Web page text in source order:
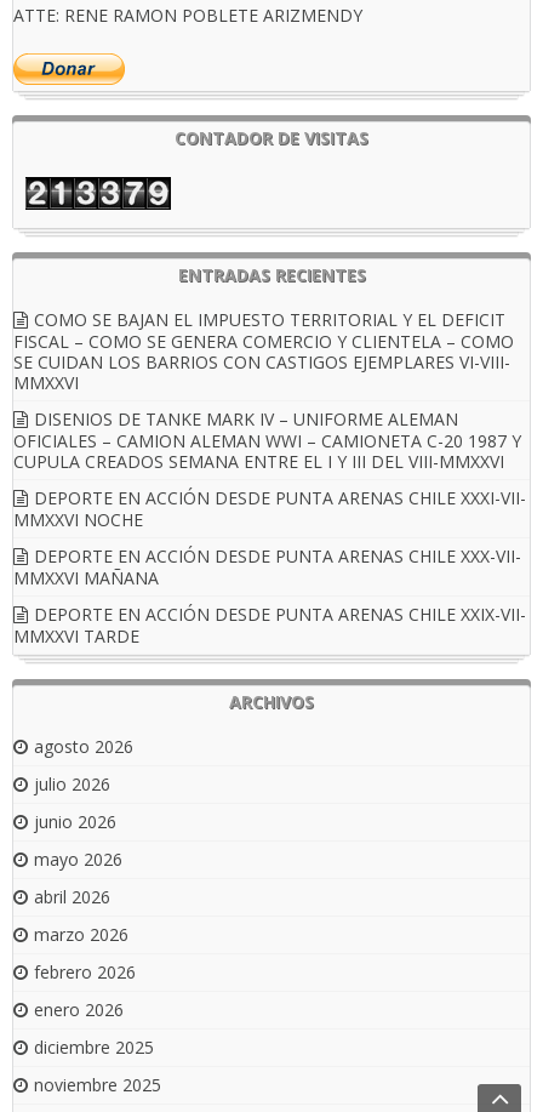
ATTE: RENE RAMON POBLETE ARIZMENDY
CONTADOR DE VISITAS
ENTRADAS RECIENTES
COMO SE BAJAN EL IMPUESTO TERRITORIAL Y EL DEFICIT
FISCAL – COMO SE GENERA COMERCIO Y CLIENTELA – COMO
SE CUIDAN LOS BARRIOS CON CASTIGOS EJEMPLARES VI-VIII-
MMXXVI
DISENIOS DE TANKE MARK IV – UNIFORME ALEMAN
OFICIALES – CAMION ALEMAN WWI – CAMIONETA C-20 1987 Y
CUPULA CREADOS SEMANA ENTRE EL I Y III DEL VIII-MMXXVI
DEPORTE EN ACCIÓN DESDE PUNTA ARENAS CHILE XXXI-VII-
MMXXVI NOCHE
DEPORTE EN ACCIÓN DESDE PUNTA ARENAS CHILE XXX-VII-
MMXXVI MAÑANA
DEPORTE EN ACCIÓN DESDE PUNTA ARENAS CHILE XXIX-VII-
MMXXVI TARDE
ARCHIVOS
agosto 2026
julio 2026
junio 2026
mayo 2026
abril 2026
marzo 2026
febrero 2026
enero 2026
diciembre 2025
noviembre 2025